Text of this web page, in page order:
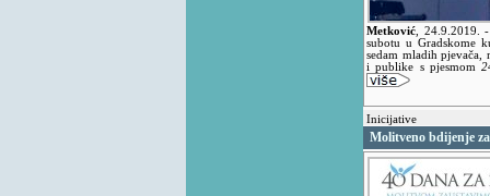
Metković 24.9.2019.
subotu u Gradskome
sedam mladih
i publike s pjesmom
Inicijative
Molitveno bdijenje